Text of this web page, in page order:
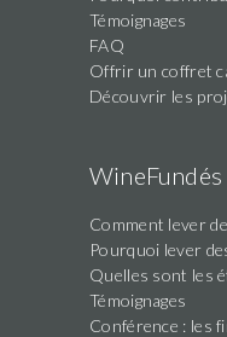
Témoignages
FAQ
Offrir un coffret
Découvrir les
WineFundés
Comment lever
Pourquoi lever
Quelles sont les
Témoignages
Conférence : les